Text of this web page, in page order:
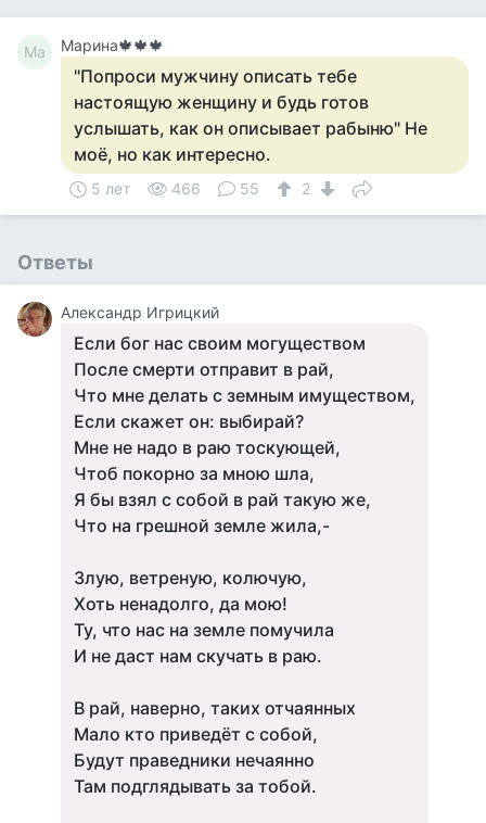
Ма Марина🍁🍁🍁
"Попроси мужчину описать тебе
настоящую женщину и будь готов
услышать, как он описывает рабыню" Не
моё, но как интересно.
5 лет 466 55 2
Ответы
Александр Игрицкий
Если бог нас своим могуществом
После смерти отправит в рай,
Что мне делать с земным имуществом,
Если скажет он: выбирай?
Мне не надо в раю тоскующей,
Чтоб покорно за мною шла,
Я бы взял с собой в рай такую же,
Что на грешной земле жила,-
Злую, ветреную, колючую,
Хоть ненадолго, да мою!
Ту, что нас на земле помучила
И не даст нам скучать в раю.
В рай, наверно, таких отчаянных
Мало кто приведёт с собой,
Будут праведники нечаянно
Там подглядывать за тобой.